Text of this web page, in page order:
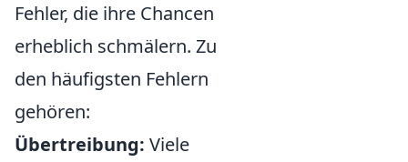
Fehler, die ihre Chancen
erheblich schmälern. Zu
den häufigsten Fehlern
gehören:
Übertreibung: Viele